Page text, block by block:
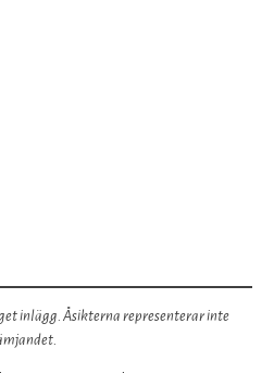
inlägg. Åsikterna representerar inte